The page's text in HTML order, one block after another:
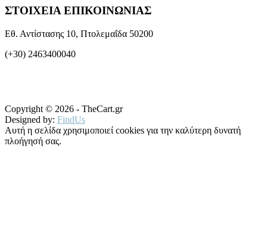
ΣΤΟΙΧΕΙΑ ΕΠΙΚΟΙΝΩΝΙΑΣ
Εθ. Αντίστασης 10, Πτολεμαΐδα 50200
(+30) 2463400040
Copyright © 2026 - TheCart.gr
Designed by: FindUs
Αυτή η σελίδα χρησιμοποιεί cookies για την καλύτερη δυνατή
πλοήγησή σας.